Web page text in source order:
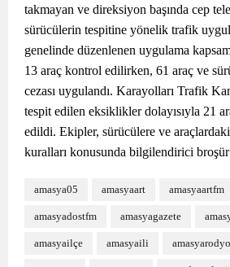
takmayan ve direksiyon başında cep
sürücülerin tespitine yönelik trafik
genelinde düzenlenen uygulama
13 araç kontrol edilirken, 61 araç ve
cezası uygulandı. Karayolları Trafik
tespit edilen eksiklikler dolayısıyla 21
edildi. Ekipler, sürücülere ve
kuralları konusunda bilgilendirici broşür
amasya05 amasyaart amasyaartfm
amasyadostfm amasyagazete
amasyailçe amasyaili amasyarodyo